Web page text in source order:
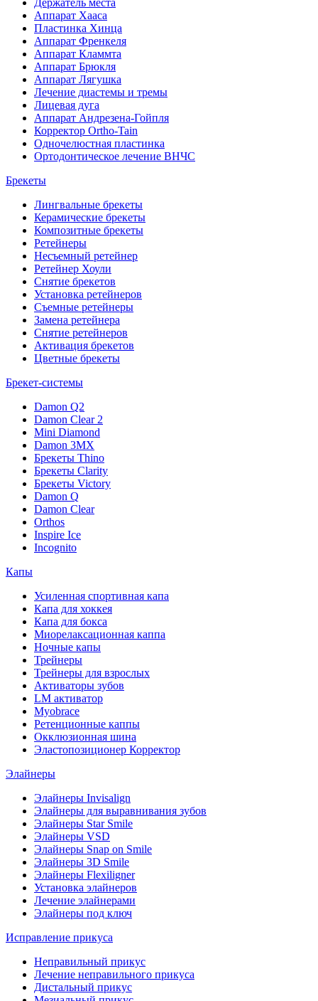
Держатель места
Аппарат Хааса
Пластинка Хинца
Аппарат Френкеля
Аппарат Кламмта
Аппарат Брюкля
Аппарат Лягушка
Лечение диастемы и тремы
Лицевая дуга
Аппарат Андрезена-Гойпля
Корректор Ortho-Tain
Одночелюстная пластинка
Ортодонтическое лечение ВНЧС
Брекеты
Лингвальные брекеты
Керамические брекеты
Композитные брекеты
Ретейнеры
Несъемный ретейнер
Ретейнер Хоули
Снятие брекетов
Установка ретейнеров
Съемные ретейнеры
Замена ретейнера
Снятие ретейнеров
Активация брекетов
Цветные брекеты
Брекет-системы
Damon Q2
Damon Clear 2
Mini Diamond
Damon 3MX
Брекеты Thino
Брекеты Clarity
Брекеты Victory
Damon Q
Damon Clear
Orthos
Inspire Ice
Incognito
Капы
Усиленная спортивная капа
Капа для хоккея
Капа для бокса
Миорелаксационная каппа
Ночные капы
Трейнеры
Трейнеры для взрослых
Активаторы зубов
LM активатор
Myobrace
Ретенционные каппы
Окклюзионная шина
Эластопозиционер Корректор
Элайнеры
Элайнеры Invisalign
Элайнеры для выравнивания зубов
Элайнеры Star Smile
Элайнеры VSD
Элайнеры Snap on Smile
Элайнеры 3D Smile
Элайнеры Flexiligner
Установка элайнеров
Лечение элайнерами
Элайнеры под ключ
Исправление прикуса
Неправильный прикус
Лечение неправильного прикуса
Дистальный прикус